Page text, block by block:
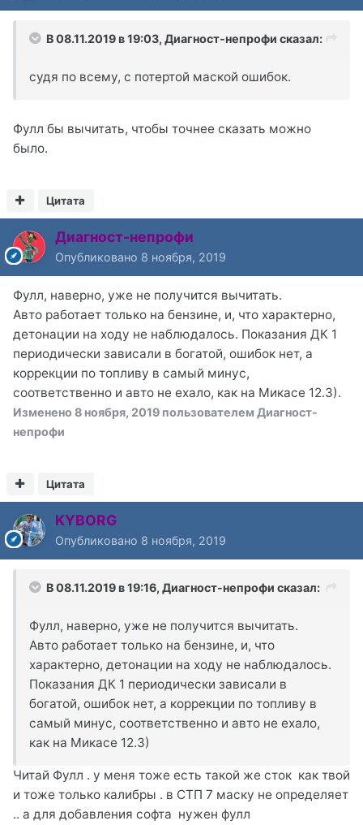
В 08.11.2019 в 19:03, Диагност-непрофи сказал:
судя по всему, с потертой маской ошибок.
Фулл бы вычитать, чтобы точнее сказать можно
было.
Цитата
Диагност-непрофи
Опубликовано 8 ноября, 2019
Фулл, наверно, уже не получится вычитать.
Авто работает только на бензине, и, что характерно,
детонации на ходу не наблюдалось. Показания ДК 1
периодически зависали в богатой, ошибок нет, а
коррекции по топливу в самый минус,
соответственно и авто не ехало, как на Микасе 12.3).
Изменено 8 ноября, 2019 пользователем Диагност-
непрофи
Цитата
KYBORG
Опубликовано 8 ноября, 2019
В 08.11.2019 в 19:16, Диагност-непрофи сказал:
Фулл, наверно, уже не получится вычитать.
Авто работает только на бензине, и, что
характерно, детонации на ходу не наблюдалось.
Показания ДК 1 периодически зависали в
богатой, ошибок нет, а коррекции по топливу в
самый минус, соответственно и авто не ехало,
как на Микасе 12.3)
Читай Фулл . у меня тоже есть такой же сток как твой
и тоже только калибры . в СТП 7 маску не определяет
.. а для добавления софта нужен фулл